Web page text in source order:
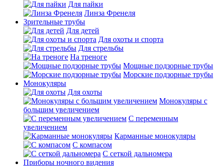
Для пайки
Линза Френеля
Зрительные трубы
Для детей
Для охоты и спорта
Для стрельбы
На треноге
Мощные подзорные трубы
Морские подзорные трубы
Монокуляры
Для охоты
Монокуляры с
большим увеличением
С переменным
увеличением
Карманные монокуляры
С компасом
С сеткой дальномера
Приборы ночного видения